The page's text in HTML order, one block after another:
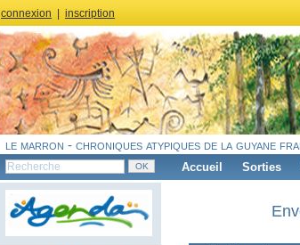
connexion inscription
le marron - chroniques atypiques de la guyane
Accueil Sorties